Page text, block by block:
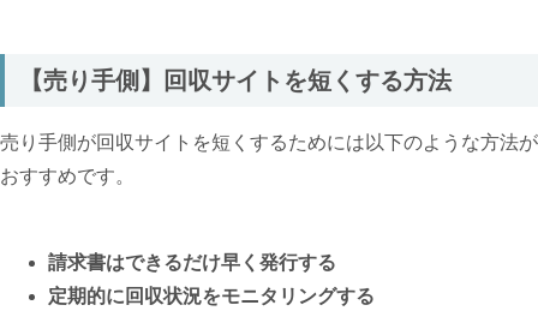
【売り手側】回収サイトを短くする方法
売り手側が回収サイトを短くするためには以下のような方法が
おすすめです。
請求書はできるだけ早く発行する
定期的に回収状況をモニタリングする